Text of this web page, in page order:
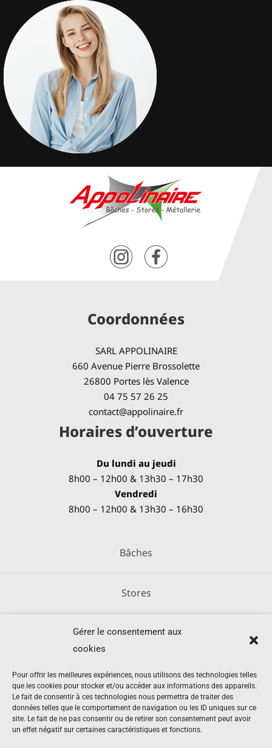
Gérer le consentement aux
cookies
Pour offrir les meilleures expériences, nous utilisons des technologies telles
que les cookies pour stocker et/ou accéder aux informations des appareils.
Le fait de consentir à ces technologies nous permettra de traiter des
données telles que le comportement de navigation ou les ID uniques sur ce
site. Le fait de ne pas consentir ou de retirer son consentement peut avoir
un effet négatif sur certaines caractéristiques et fonctions.
Coordonnées
SARL APPOLINAIRE
660 Avenue Pierre Brossolette
26800 Portes lès Valence
04 75 57 26 25
contact@appolinaire.fr
Horaires d’ouverture
Du lundi au jeudi
8h00 – 12h00 & 13h30 – 17h30
Vendredi
8h00 – 12h00 & 13h30 – 16h30
Bâches
Stores
Métallerie
Équipements agricoles
Mentions légales